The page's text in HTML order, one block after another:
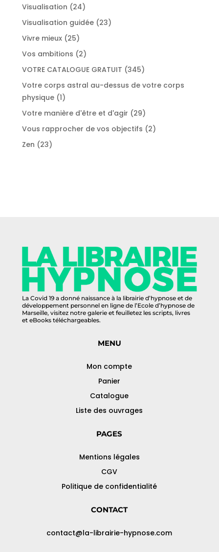
Visualisation 2424
produits
Visualisation guidée 2323
Vivre mieux 2525
produits
Vos ambitions 22
produits
VOTRE CATALOGUE GRATUIT 345345
produits
Votre corps astral au-dessus de votre corps
physique 11
produit
Votre manière d'être et d'agir 2929
produits
Vous rapprocher de vos objectifs 22
Zen 2323
La Covid 19 a donné naissance à la librairie d’hypnose et de
développement personnel en ligne de l’Ecole d’hypnose de
Marseille, visitez notre galerie et feuilletez les scripts, livres
et eBooks téléchargeables.
MENU
Mon compte
Panier
Catalogue
Liste des ouvrages
PAGES
Mentions légales
CGV
Politique de confidentialité
CONTACT
contact@la-librairie-hypnose.com